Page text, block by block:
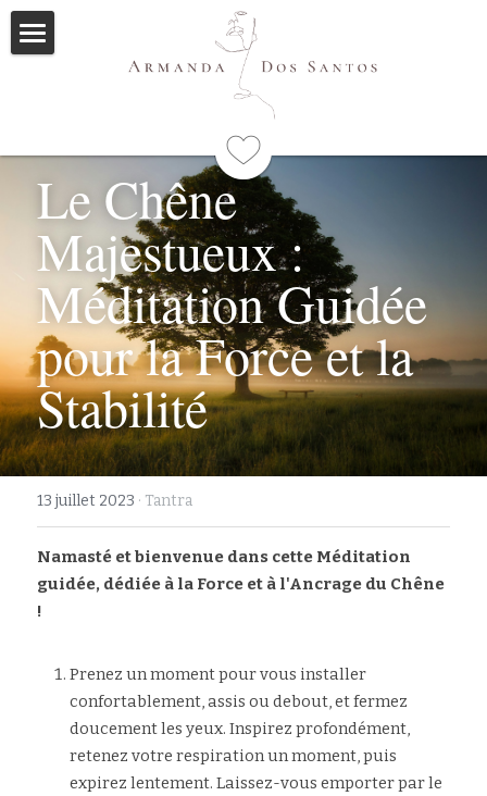
Formations
Programme
Immersions
Mes livres
Méditations
Articles
Me contacter
Rechercher
Le Chêne
Majestueux :
Méditation Guidée
pour la Force et la
Stabilité
13 juillet 2023 · Tantra
Namasté et bienvenue dans cette Méditation
guidée, dédiée à la Force et à l'Ancrage du Chêne
!
Prenez un moment pour vous installer
confortablement, assis ou debout, et fermez
doucement les yeux. Inspirez profondément,
retenez votre respiration un moment, puis
expirez lentement. Laissez-vous emporter par le